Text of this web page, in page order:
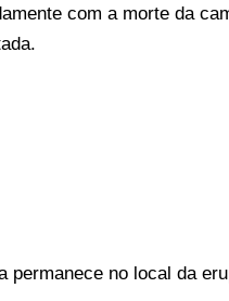
com a morte da
permanece no local da